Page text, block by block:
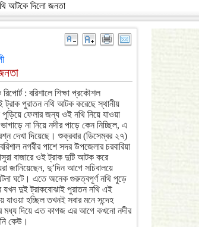
আটকে দিলো জনতা
: বরিশালে শিক্ষা প্রকৌশল
ট্রাক পুরাতন নথি আটক করেছে স্থানীয়
ফেলার জন্য ওই নথি নিয়ে যাওয়া
না নিয়ে নদীর পাড়ে কেন নিচ্ছিল, এ
দেখা দিয়েছে। শুক্রবার (ডিসেম্বর ২৭)
নগরীর পাশে সদর উপজেলার চরবারিয়া
বাজারে ওই ট্রাক দুটি আটক করে
জানিয়েছেন, দু’দিন আগে সচিবালয়ে
ঘটে। এতে অনেক গুরুত্বপূর্ণ নথি পুড়ে
যখন দুই ট্রাকবোঝাই পুরাতন নথি এই
যাওয়া হচ্ছিল তখনই সবার মনে সন্দেহ
মধ্য দিয়ে এত কাগজ এর আগে কখনো নদীর
কেউ।